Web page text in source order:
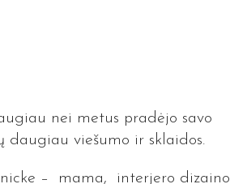
nei metus pradėjo savo
daugiau viešumo ir sklaidos.
– mama, interjero dizaino